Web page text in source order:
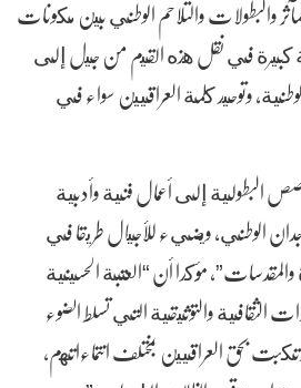
والبطولات والتلاحم الوطني بين مكونات
كبيرة في نقل هذه القيم من جيل إلى
وتوحيد كلمة العراقيين سواء في
البطولية إلى أعمال فنية وأدبية
الوطني، ويضيء للأجيال طريقا في
مؤكدا أن “العتبة الحسينية
الثقافية والتوثيقية التي تسلط الضوء
بحق العراقيين بمختلف انتماءاتهم،